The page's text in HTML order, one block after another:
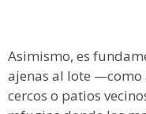
Asimismo, es
ajenas al lote —como
cercos o patios